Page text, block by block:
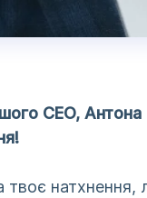
CEO,
натхнення,